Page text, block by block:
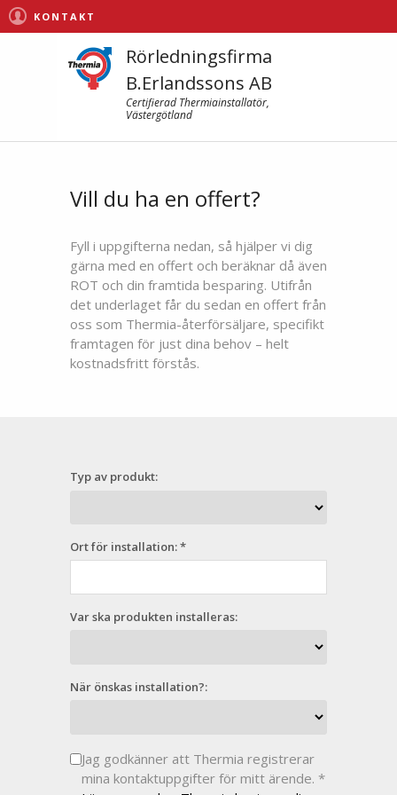
KONTAKT
Rörledningsfirma
B.Erlandssons AB
Certifierad Thermiainstallatör,
Västergötland
Vill du ha en offert?
Fyll i uppgifterna nedan, så hjälper vi dig
gärna med en offert och beräknar då även
ROT och din framtida besparing. Utifrån
det underlaget får du sedan en offert från
oss som Thermia-återförsäljare, specifikt
framtagen för just dina behov – helt
kostnadsfritt förstås.
Typ av produkt:
Ort för installation: *
Var ska produkten installeras:
När önskas installation?:
Jag godkänner att Thermia registrerar
mina kontaktuppgifter för mitt ärende. *